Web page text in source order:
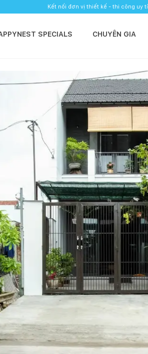
Kết nối đơn vị thiết kế - thi công uy
SPECIALS CHUYÊN GIA